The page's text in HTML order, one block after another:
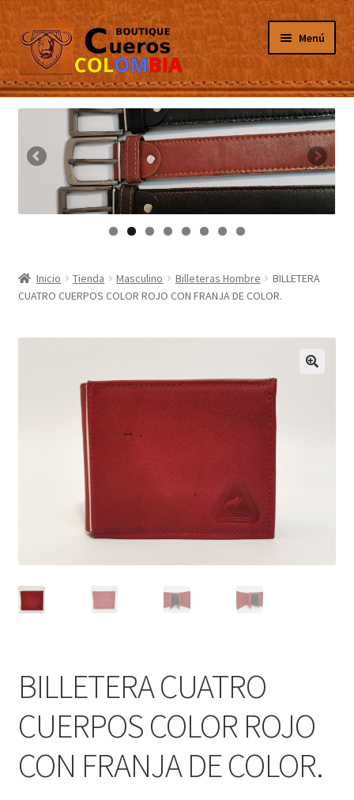
Ir
a
la
navegación
Ir
al
contenido
Menú
Inicio
Masculino
Femenino
Pisabilletes
Inicio Tienda Masculino Billeteras Hombre
BILLETERA
CUATRO CUERPOS COLOR ROJO CON FRANJA DE COLOR.
BILLETERA CUATRO
CUERPOS COLOR ROJO
CON FRANJA DE COLOR.